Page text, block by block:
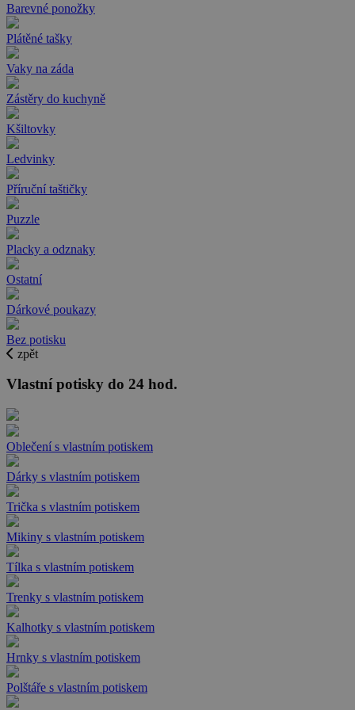
Barevné ponožky
Plátěné tašky
Vaky na záda
Zástěry do kuchyně
Kšiltovky
Ledvinky
Příruční taštičky
Puzzle
Placky a odznaky
Ostatní
Dárkové poukazy
Bez potisku
zpět
Vlastní potisky do 24 hod.
Oblečení s vlastním potiskem
Dárky s vlastním potiskem
Trička s vlastním potiskem
Mikiny s vlastním potiskem
Tílka s vlastním potiskem
Trenky s vlastním potiskem
Kalhotky s vlastním potiskem
Hrnky s vlastním potiskem
Polštáře s vlastním potiskem